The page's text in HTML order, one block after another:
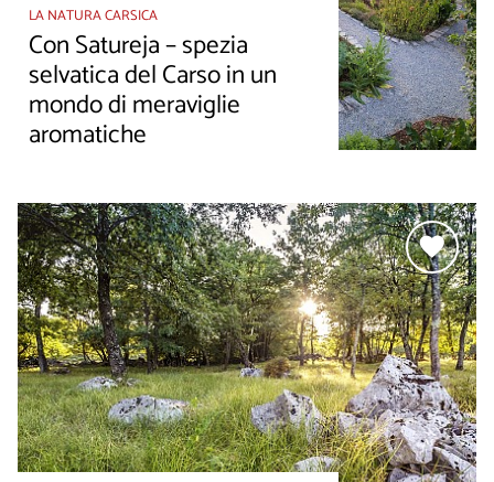
LA NATURA CARSICA
Con Satureja – spezia
selvatica del Carso in un
mondo di meraviglie
aromatiche